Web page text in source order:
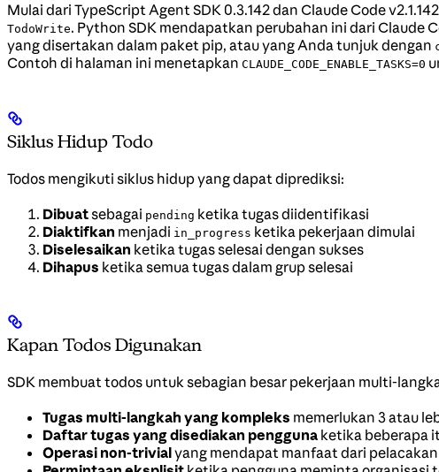
Mulai dari TypeScript Agent SDK 0.3.142 dan Claude Code
TodoWrite. Python SDK mendapatkan perubahan ini dari Claude
yang disertakan dalam paket pip, atau yang Anda tunjuk dengan
Contoh di halaman ini menetapkan CLAUDE_CODE_ENABLE_TASKS=0
Siklus Hidup Todo
Todos mengikuti siklus hidup yang dapat diprediksi:
Dibuatsebagai pending ketika tugas diidentifikasi
Diaktifkan menjadi in_progress ketika pekerjaan dimulai
Diselesaikan ketika tugas selesai dengan sukses
Dihapus ketika semua tugas dalam grup selesai
Kapan Todos Digunakan
SDK membuat todos untuk sebagian besar pekerjaan multi-
Tugas multi-langkah yang kompleks memerlukan 3 atau
Daftar tugas yang disediakan pengguna ketika beberapa
Operasi non-trivialyang mendapat manfaat dari